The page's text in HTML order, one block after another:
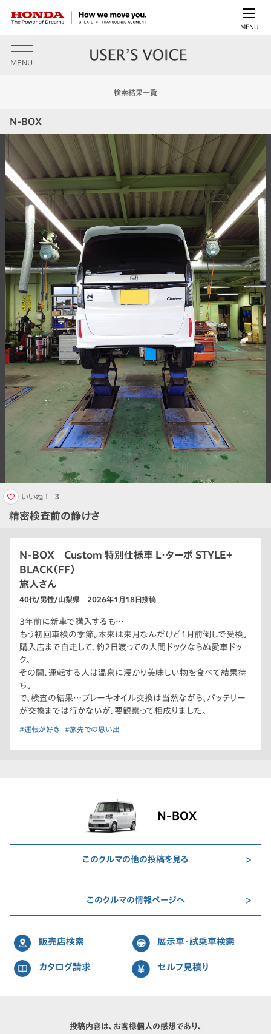
MENU
MENU
検索結果一覧
N-BOX
精密検査前の静けさ
いいね！ 3
N-BOX Custom 特別仕様車 L・ターボ STYLE＋
BLACK（FF）
旅人さん
40代/男性/山梨県 2026年1月18日投稿
3年前に新車で購入するも…
もう初回車検の季節。本来は来月なんだけど1月前倒しで受検。
購入店まで自走して、約2日渡っての人間ドックならぬ愛車ドッ
ク。
その間、運転する人は温泉に浸かり美味しい物を食べて結果待
ち。
で、検査の結果…ブレーキオイル交換は当然ながら、バッテリー
が交換までは行かないが、要観察って相成りました。
#運転が好き #旅先での思い出
N-BOX
このクルマの他の投稿を見る
このクルマの情報ページへ
販売店検索 展示車・試乗車検索
カタログ請求 セルフ見積り
投稿内容は、お客様個人の感想であり、